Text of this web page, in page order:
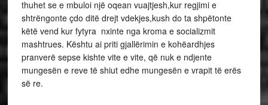
thuhet se e mbuloi një oqean vuajtjesh,kur regjimi e
shtrëngonte çdo ditë drejt vdekjes,kush do ta shpëtonte
këtë vend kur fytyra nxinte nga kroma e socializmit
mashtrues. Kështu ai priti gjallërimin e kohëardhjes
pranverë sepse kishte vite e vite, që nuk e ndjente
mungesën e reve të shiut edhe mungesën e vrapit të erës
së re.